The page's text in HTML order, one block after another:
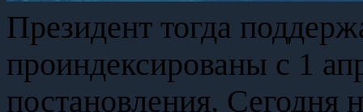
Президент тогда
проиндексированы с 1
постановления. Сегодня